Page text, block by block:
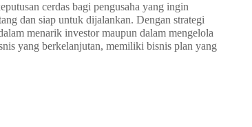
cerdas bagi pengusaha yang ingin
dan siap untuk dijalankan. Dengan strategi
menarik investor maupun dalam mengelola
yang berkelanjutan, memiliki bisnis plan yang